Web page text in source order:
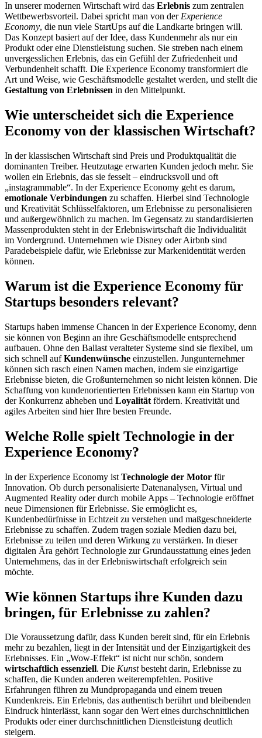
In unserer modernen Wirtschaft wird das Erlebnis zum zentralen
Wettbewerbsvorteil. Dabei spricht man von der Experience
Economy, die nun viele StartUps auf die Landkarte bringen will.
Das Konzept basiert auf der Idee, dass Kundenmehr als nur ein
Produkt oder eine Dienstleistung suchen. Sie streben nach einem
unvergesslichen Erlebnis, das ein Gefühl der Zufriedenheit und
Verbundenheit schafft. Die Experience Economy transformiert die
Art und Weise, wie Geschäftsmodelle gestaltet werden, und stellt die
Gestaltung von Erlebnissen in den Mittelpunkt.
Wie unterscheidet sich die Experience
Economy von der klassischen Wirtschaft?
In der klassischen Wirtschaft sind Preis und Produktqualität die
dominanten Treiber. Heutzutage erwarten Kunden jedoch mehr. Sie
wollen ein Erlebnis, das sie fesselt – eindrucksvoll und oft
„instagrammable“. In der Experience Economy geht es darum,
emotionale Verbindungen zu schaffen. Hierbei sind Technologie
und Kreativität Schlüsselfaktoren, um Erlebnisse zu personalisieren
und außergewöhnlich zu machen. Im Gegensatz zu standardisierten
Massenprodukten steht in der Erlebniswirtschaft die Individualität
im Vordergrund. Unternehmen wie Disney oder Airbnb sind
Paradebeispiele dafür, wie Erlebnisse zur Markenidentität werden
können.
Warum ist die Experience Economy für
Startups besonders relevant?
Startups haben immense Chancen in der Experience Economy, denn
sie können von Beginn an ihre Geschäftsmodelle entsprechend
aufbauen. Ohne den Ballast veralteter Systeme sind sie flexibel, um
sich schnell aufKundenwünsche einzustellen. Jungunternehmer
können sich rasch einen Namen machen, indem sie einzigartige
Erlebnisse bieten, die Großunternehmen so nicht leisten können. Die
Schaffung von kundenorientierten Erlebnissen kann ein Startup von
der Konkurrenz abheben und Loyalität fördern. Kreativität und
agiles Arbeiten sind hier Ihre besten Freunde.
Welche Rolle spielt Technologie in der
Experience Economy?
In der Experience Economy ist Technologie der Motor für
Innovation. Ob durch personalisierte Datenanalysen, Virtual und
Augmented Reality oder durch mobile Apps – Technologie eröffnet
neue Dimensionen für Erlebnisse. Sie ermöglicht es,
Kundenbedürfnisse in Echtzeit zu verstehen und maßgeschneiderte
Erlebnisse zu schaffen. Zudem tragen soziale Medien dazu bei,
Erlebnisse zu teilen und deren Wirkung zu verstärken. In dieser
digitalen Ära gehört Technologie zur Grundausstattung eines jeden
Unternehmens, das in der Erlebniswirtschaft erfolgreich sein
möchte.
Wie können Startups ihre Kunden dazu
bringen, für Erlebnisse zu zahlen?
Die Voraussetzung dafür, dass Kunden bereit sind, für ein Erlebnis
mehr zu bezahlen, liegt in der Intensität und der Einzigartigkeit des
Erlebnisses. Ein „Wow-Effekt“ ist nicht nur schön, sondern
wirtschaftlich essenziell. Die Kunstbesteht darin, Erlebnisse zu
schaffen, die Kunden anderen weiterempfehlen. Positive
Erfahrungen führen zu Mundpropaganda und einem treuen
Kundenkreis. Ein Erlebnis, das authentisch berührt und bleibenden
Eindruck hinterlässt, kann sogar den Wert eines durchschnittlichen
Produkts oder einer durchschnittlichen Dienstleistung deutlich
steigern.